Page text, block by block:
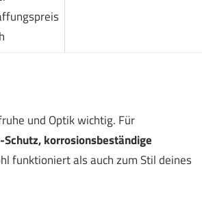
und Optik wichtig. Für
Schutz, korrosionsbeständige
funktioniert als auch zum Stil deines